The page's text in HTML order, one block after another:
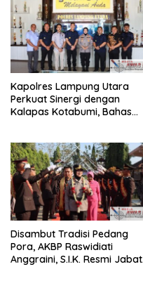
Kapolres Lampung Utara
Perkuat Sinergi dengan
Kalapas Kotabumi, Bahas
Disambut Tradisi Pedang
Pora, AKBP Raswidiati
Anggraini, S.I.K. Resmi Jabat